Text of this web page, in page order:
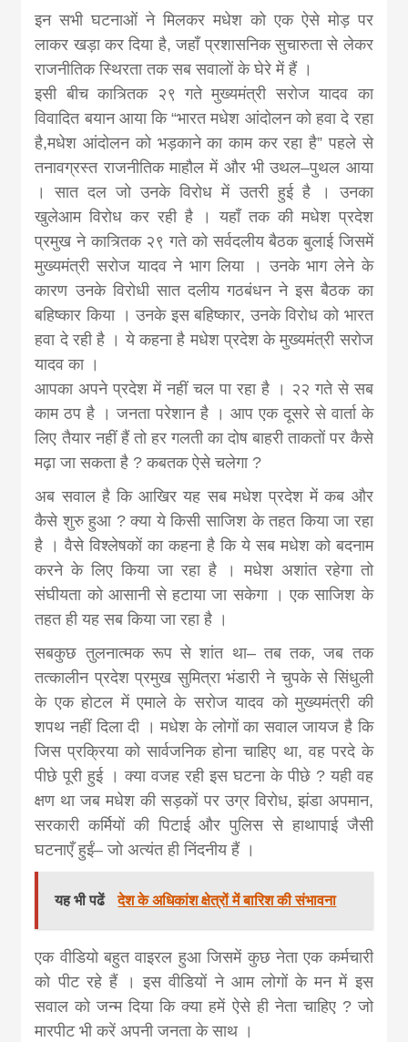
इन सभी घटनाओं ने मिलकर मधेश को एक ऐसे मोड़ पर
लाकर खड़ा कर दिया है, जहाँ प्रशासनिक सुचारुता से लेकर
राजनीतिक स्थिरता तक सब सवालों के घेरे में हैं ।
इसी बीच कात्र्तिक २९ गते मुख्यमंत्री सरोज यादव का
विवादित बयान आया कि “भारत मधेश आंदोलन को हवा दे रहा
है,मधेश आंदोलन को भड़काने का काम कर रहा है” पहले से
तनावग्रस्त राजनीतिक माहौल में और भी उथल–पुथल आया
। सात दल जो उनके विरोध में उतरी हुई है । उनका
खुलेआम विरोध कर रही है । यहाँ तक की मधेश प्रदेश
प्रमुख ने कात्र्तिक २९ गते को सर्वदलीय बैठक बुलाई जिसमें
मुख्यमंत्री सरोज यादव ने भाग लिया । उनके भाग लेने के
कारण उनके विरोधी सात दलीय गठबंधन ने इस बैठक का
बहिष्कार किया । उनके इस बहिष्कार, उनके विरोध को भारत
हवा दे रही है । ये कहना है मधेश प्रदेश के मुख्यमंत्री सरोज
यादव का ।
आपका अपने प्रदेश में नहीं चल पा रहा है । २२ गते से सब
काम ठप है । जनता परेशान है । आप एक दूसरे से वार्ता के
लिए तैयार नहीं हैं तो हर गलती का दोष बाहरी ताकतों पर कैसे
मढ़ा जा सकता है ? कबतक ऐसे चलेगा ?
अब सवाल है कि आखिर यह सब मधेश प्रदेश में कब और
कैसे शुरु हुआ ? क्या ये किसी साजिश के तहत किया जा रहा
है । वैसे विश्लेषकों का कहना है कि ये सब मधेश को बदनाम
करने के लिए किया जा रहा है । मधेश अशांत रहेगा तो
संघीयता को आसानी से हटाया जा सकेगा । एक साजिश के
तहत ही यह सब किया जा रहा है ।
सबकुछ तुलनात्मक रूप से शांत था– तब तक, जब तक
तत्कालीन प्रदेश प्रमुख सुमित्रा भंडारी ने चुपके से सिंधुली
के एक होटल में एमाले के सरोज यादव को मुख्यमंत्री की
शपथ नहीं दिला दी । मधेश के लोगों का सवाल जायज है कि
जिस प्रक्रिया को सार्वजनिक होना चाहिए था, वह परदे के
पीछे पूरी हुई । क्या वजह रही इस घटना के पीछे ? यही वह
क्षण था जब मधेश की सड़कों पर उग्र विरोध, झंडा अपमान,
सरकारी कर्मियों की पिटाई और पुलिस से हाथापाई जैसी
घटनाएँ हुईं– जो अत्यंत ही निंदनीय हैं ।
यह भी पढें देश के अधिकांश क्षेत्रों में बारिश की संभावना
एक वीडियो बहुत वाइरल हुआ जिसमें कुछ नेता एक कर्मचारी
को पीट रहे हैं । इस वीडियों ने आम लोगों के मन में इस
सवाल को जन्म दिया कि क्या हमें ऐसे ही नेता चाहिए ? जो
मारपीट भी करें अपनी जनता के साथ ।